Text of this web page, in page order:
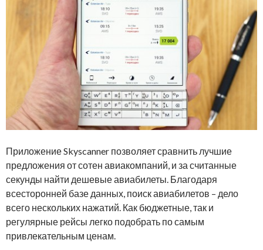
Приложение Skyscanner позволяет сравнить лучшие
предложения от сотен авиакомпаний, и за считанные
секунды найти дешевые авиабилеты. Благодаря
всесторонней базе данных, поиск авиабилетов – дело
всего нескольких нажатий. Как бюджетные, так и
регулярные рейсы легко подобрать по самым
привлекательным ценам.